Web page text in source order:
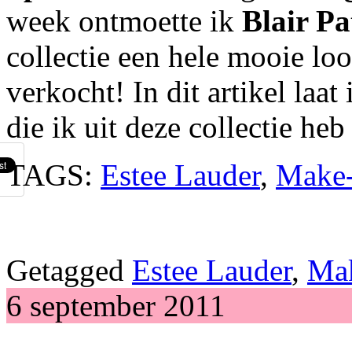
week ontmoette ik Blair
collectie een hele mooie
verkocht! In dit artikel laat
die ik uit deze collectie
TAGS: Estee Lauder,
Getagged Estee Lauder,
6 september 2011